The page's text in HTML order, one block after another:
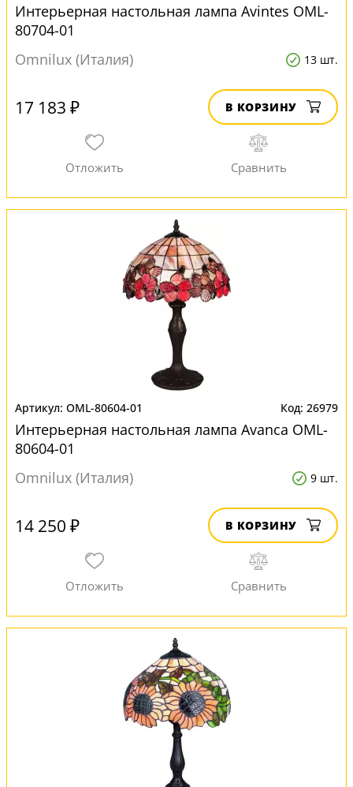
Интерьерная настольная лампа Avintes OML-
80704-01
Omnilux (Италия)
13 шт.
17 183 ₽ В КОРЗИНУ
OML-80604-01 26979
Интерьерная настольная лампа Avanca OML-
80604-01
Omnilux (Италия)
9 шт.
14 250 ₽ В КОРЗИНУ